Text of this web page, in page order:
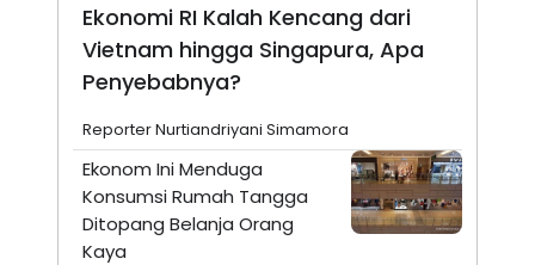
Ekonomi RI Kalah Kencang dari
Vietnam hingga Singapura, Apa
Penyebabnya?
Reporter Nurtiandriyani Simamora
Ekonom Ini Menduga
Konsumsi Rumah Tangga
Ditopang Belanja Orang
Kaya